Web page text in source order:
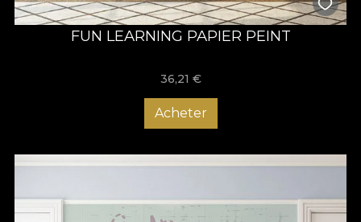
FUN LEARNING PAPIER PEINT
36,21 €
Acheter